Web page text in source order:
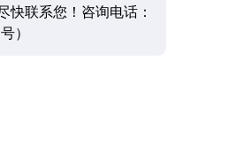
快联系您！咨询电话：
）